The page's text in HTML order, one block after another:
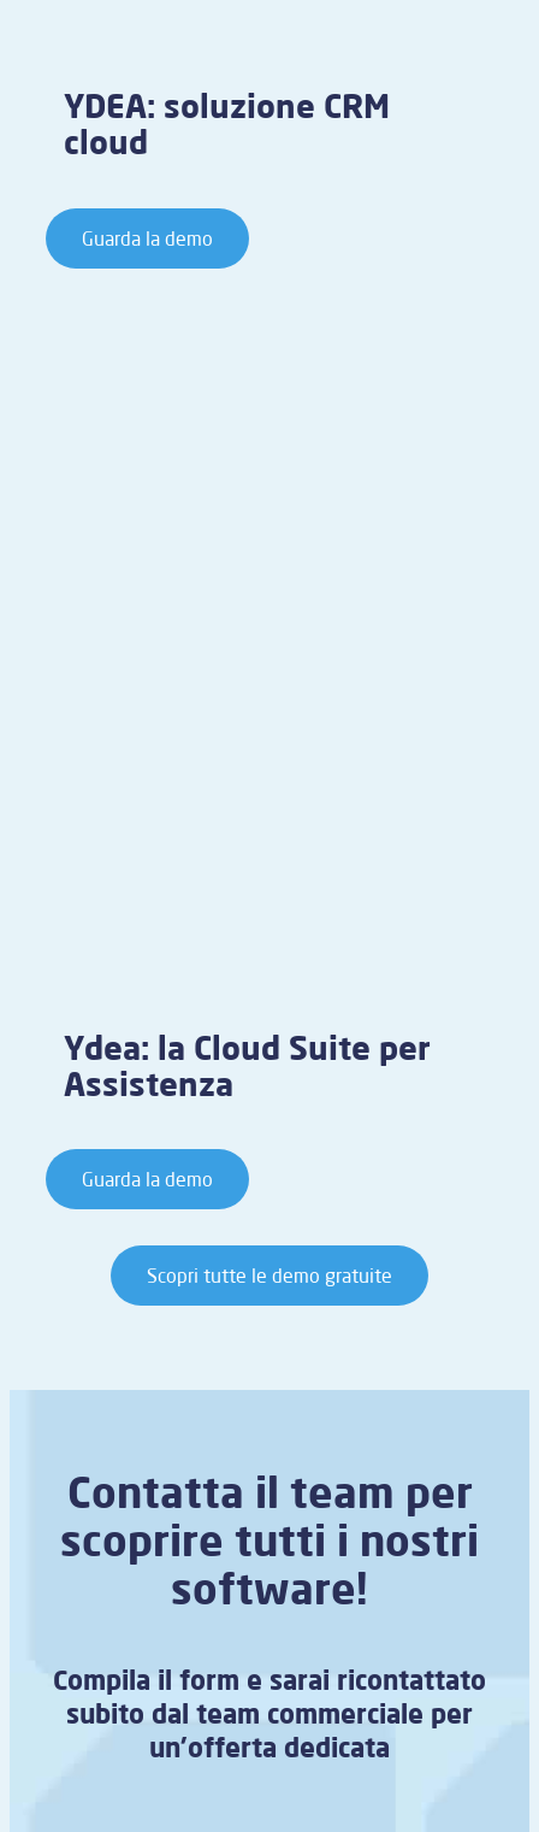
YDEA: soluzione CRM
cloud
Guarda la demo
Ydea: la Cloud Suite per
Assistenza
Guarda la demo
Scopri tutte le demo gratuite
Contatta il team per
scoprire tutti i nostri
software!
Compila il form e sarai ricontattato
subito dal team commerciale per
un’offerta dedicata